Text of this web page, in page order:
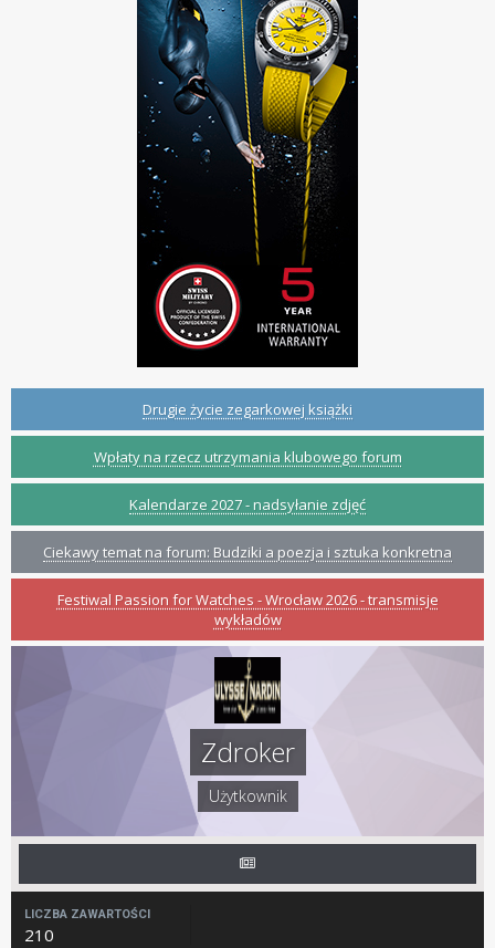
Drugie życie zegarkowej książki
Wpłaty na rzecz utrzymania klubowego forum
Kalendarze 2027 - nadsyłanie zdjęć
Ciekawy temat na forum: Budziki a poezja i sztuka konkretna
Festiwal Passion for Watches - Wrocław 2026 - transmisje
wykładów
Zdroker
Użytkownik
LICZBA ZAWARTOŚCI
210